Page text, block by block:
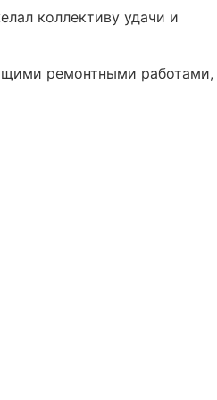
коллективу удачи и
ремонтными работами,